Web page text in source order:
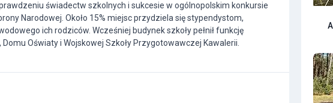
świadectw szkolnych i sukcesie w ogólnopolskim konkursie
Narodowej. Około 15% miejsc przydziela się stypendystom,
ich rodziców. Wcześniej budynek szkoły pełnił funkcję
Oświaty i Wojskowej Szkoły Przygotowawczej Kawalerii.